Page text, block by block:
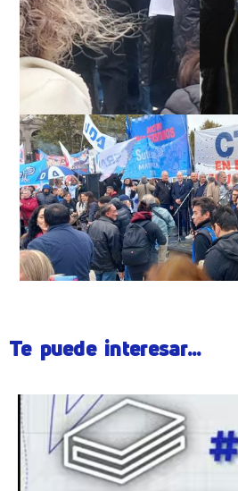
Te puede interesar...